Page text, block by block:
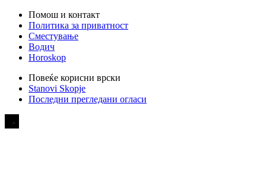
Помош и контакт
Политика за приватност
Сместување
Водич
Horoskop
Повеќе корисни врски
Stanovi Skopje
Последни прегледани огласи